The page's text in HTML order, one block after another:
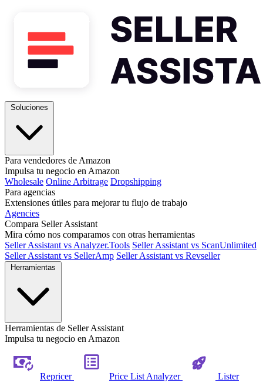
Para vendedores de Amazon
Impulsa tu negocio en Amazon
Wholesale Online Arbitrage Dropshipping
Para agencias
Extensiones útiles para mejorar tu flujo de trabajo
Agencies
Compara Seller Assistant
Mira cómo nos comparamos con otras herramientas
Seller Assistant vs Analyzer.Tools Seller Assistant vs ScanUnlimited
Seller Assistant vs SellerAmp Seller Assistant vs Revseller
Herramientas de Seller Assistant
Impulsa tu negocio en Amazon
Repricer Price List Analyzer Lister